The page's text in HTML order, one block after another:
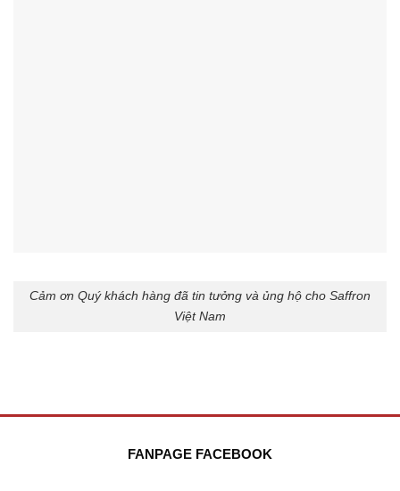
Cảm ơn Quý khách hàng đã tin tưởng và ủng hộ cho Saffron
Việt Nam
FANPAGE FACEBOOK